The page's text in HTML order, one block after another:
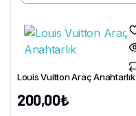
Louis Vuitton Araç Anahtarlık
200,00₺